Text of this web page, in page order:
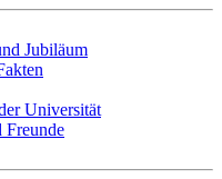
Jubiläum
Universität
Freunde